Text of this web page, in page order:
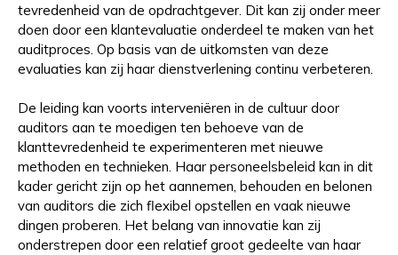
tevredenheid van de opdrachtgever. Dit kan zij onder meer
doen door een klantevaluatie onderdeel te maken van het
auditproces. Op basis van de uitkomsten van deze
evaluaties kan zij haar dienstverlening continu verbeteren.
De leiding kan voorts interveniëren in de cultuur door
auditors aan te moedigen ten behoeve van de
klanttevredenheid te experimenteren met nieuwe
methoden en technieken. Haar personeelsbeleid kan in dit
kader gericht zijn op het aannemen, behouden en belonen
van auditors die zich flexibel opstellen en vaak nieuwe
dingen proberen. Het belang van innovatie kan zij
onderstrepen door een relatief groot gedeelte van haar